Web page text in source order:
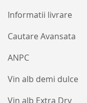
Informatii livrare
Cautare Avansata
ANPC
Vin alb demi dulce
Vin alb Extra Dry